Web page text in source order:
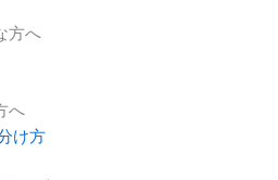
方へ
へ
け方